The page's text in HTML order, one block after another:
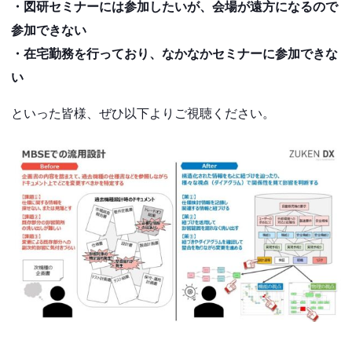
・図研セミナーには参加したいが、会場が遠方になるので
参加できない
・在宅勤務を行っており、なかなかセミナーに参加できな
い
といった皆様、ぜひ以下よりご視聴ください。